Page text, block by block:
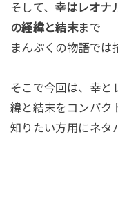
そして、 幸はレオナ
の経緯と結末まで
まんぷくの物語では
そこで今回は、幸と
緯と結末をコンパク
知りたい方用にネタ